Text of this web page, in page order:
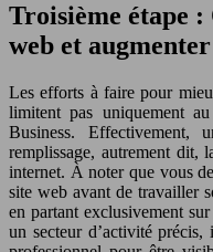
Troisième étape
web et
Les efforts à faire pour
limitent pas uniquement
Business. Effectivement,
remplissage, autrement dit,
internet. À noter que vous
site web avant de travailler
en partant exclusivement
un secteur d’activité